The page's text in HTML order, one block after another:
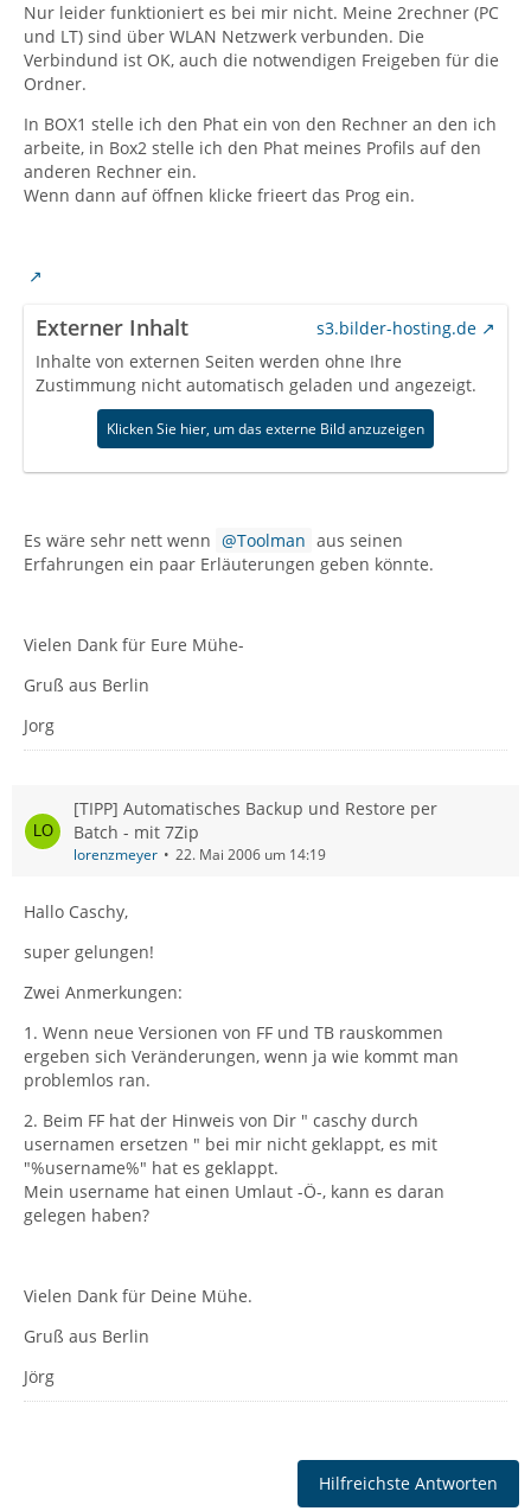
Nur leider funktioniert es bei mir nicht. Meine 2rechner (PC
und LT) sind über WLAN Netzwerk verbunden. Die
Verbindund ist OK, auch die notwendigen Freigeben für die
Ordner.
In BOX1 stelle ich den Phat ein von den Rechner an den ich
arbeite, in Box2 stelle ich den Phat meines Profils auf den
anderen Rechner ein.
Wenn dann auf öffnen klicke frieert das Prog ein.
Externer Inhalt
s3.bilder-hosting.de
Inhalte von externen Seiten werden ohne Ihre
Zustimmung nicht automatisch geladen und angezeigt.
Klicken Sie hier, um das externe Bild anzuzeigen
Es wäre sehr nett wenn Toolman aus seinen
Erfahrungen ein paar Erläuterungen geben könnte.
Vielen Dank für Eure Mühe-
Gruß aus Berlin
Jorg
[TIPP] Automatisches Backup und Restore per
Batch - mit 7Zip
lorenzmeyer 22. Mai 2006 um 14:19
Hallo Caschy,
super gelungen!
Zwei Anmerkungen:
1. Wenn neue Versionen von FF und TB rauskommen
ergeben sich Veränderungen, wenn ja wie kommt man
problemlos ran.
2. Beim FF hat der Hinweis von Dir " caschy durch
usernamen ersetzen " bei mir nicht geklappt, es mit
"%username%" hat es geklappt.
Mein username hat einen Umlaut -Ö-, kann es daran
gelegen haben?
Vielen Dank für Deine Mühe.
Gruß aus Berlin
Jörg
Hilfreichste Antworten